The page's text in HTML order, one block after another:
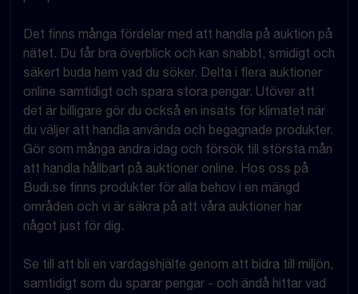
Det finns många fördelar med att handla på auktion på
nätet. Du får bra överblick och kan snabbt, smidigt och
säkert buda hem vad du söker. Delta i flera auktioner
online samtidigt och spara stora pengar. Utöver att
det är billigare gör du också en insats för klimatet när
du väljer att handla använda och begagnade produkter.
Gör som många andra idag och försök till största mån
att handla hållbart på auktioner online. Hos oss på
Budi.se finns produkter för alla behov i en mängd
områden och vi är säkra på att våra auktioner har
något just för dig.
Se till att bli en vardagshjälte genom att bidra till miljön,
samtidigt som du sparar pengar - och ändå hittar vad